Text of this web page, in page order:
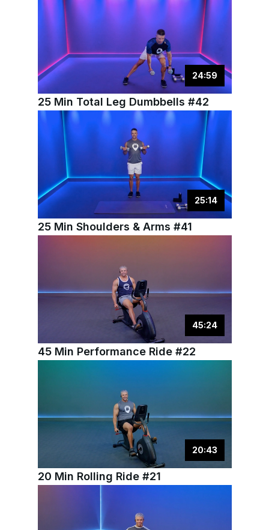
24:59
25 Min Total Leg Dumbbells #42
25:14
25 Min Shoulders & Arms #41
45:24
45 Min Performance Ride #22
20:43
20 Min Rolling Ride #21